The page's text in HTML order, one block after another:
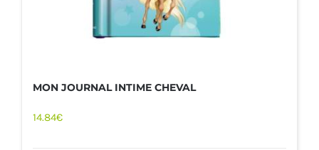
MON JOURNAL INTIME CHEVAL
14.84€